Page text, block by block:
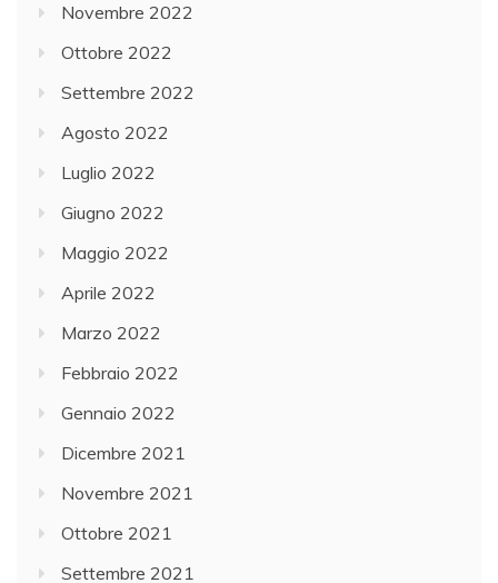
Novembre 2022
Ottobre 2022
Settembre 2022
Agosto 2022
Luglio 2022
Giugno 2022
Maggio 2022
Aprile 2022
Marzo 2022
Febbraio 2022
Gennaio 2022
Dicembre 2021
Novembre 2021
Ottobre 2021
Settembre 2021